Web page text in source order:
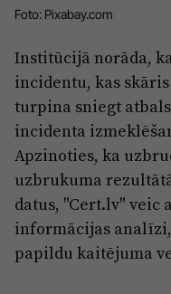
Jūrmala
Foto: Pixabay.com
Institūcijā norāda,
incidentu, kas
turpina sniegt
incidenta
Apzinoties, ka
uzbrukuma
datus, "Cert.lv" veic
informācijas
papildu kaitējuma